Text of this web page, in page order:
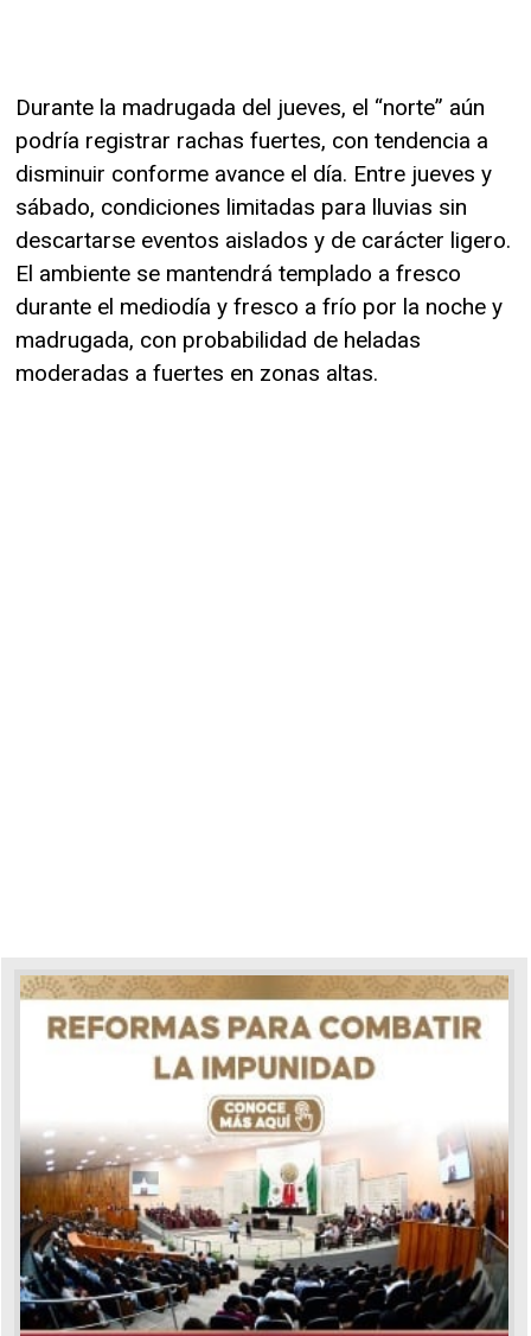
Durante la madrugada del jueves, el “norte” aún
podría registrar rachas fuertes, con tendencia a
disminuir conforme avance el día. Entre jueves y
sábado, condiciones limitadas para lluvias sin
descartarse eventos aislados y de carácter ligero.
El ambiente se mantendrá templado a fresco
durante el mediodía y fresco a frío por la noche y
madrugada, con probabilidad de heladas
moderadas a fuertes en zonas altas.